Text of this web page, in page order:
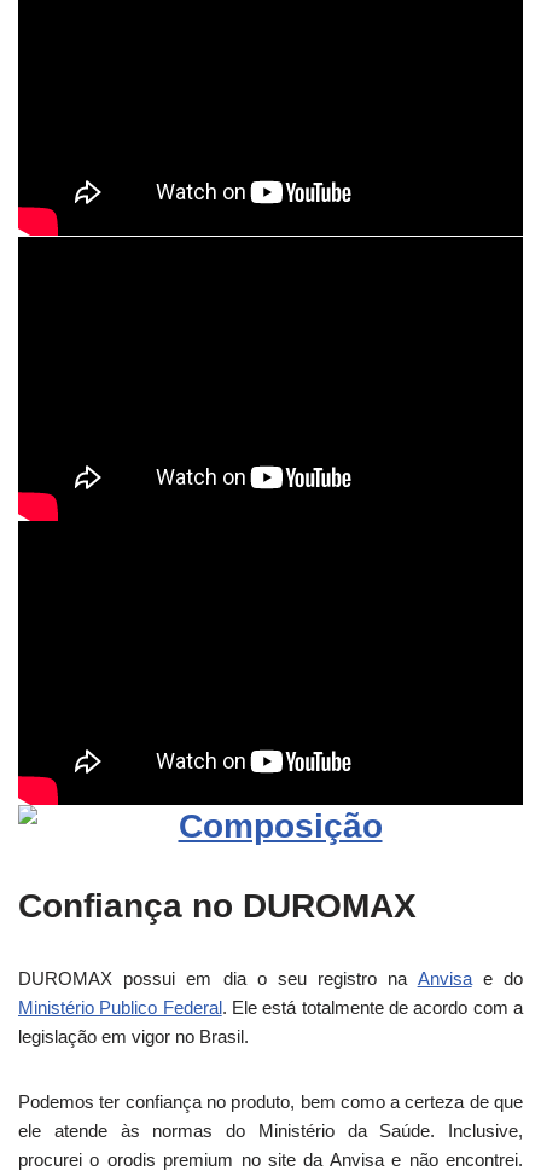
Confiança no DUROMAX
DUROMAX possui em dia o seu registro na Anvisae do
Ministério Publico Federal. Ele está totalmente de acordo com a
legislação em vigor no Brasil.
Podemos ter confiança no produto, bem como a certeza de que
ele atende às normas do Ministério da Saúde. Inclusive,
procurei o orodis premium no site da Anvisa e não encontrei.